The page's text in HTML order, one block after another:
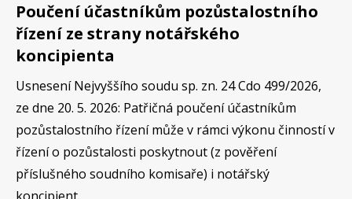
Poučení účastníkům pozůstalostního
řízení ze strany notářského
koncipienta
Usnesení Nejvyššího soudu sp. zn. 24 Cdo 499/2026,
ze dne 20. 5. 2026: Patřičná poučení účastníkům
pozůstalostního řízení může v rámci výkonu činností v
řízení o pozůstalosti poskytnout (z pověření
příslušného soudního komisaře) i notářský